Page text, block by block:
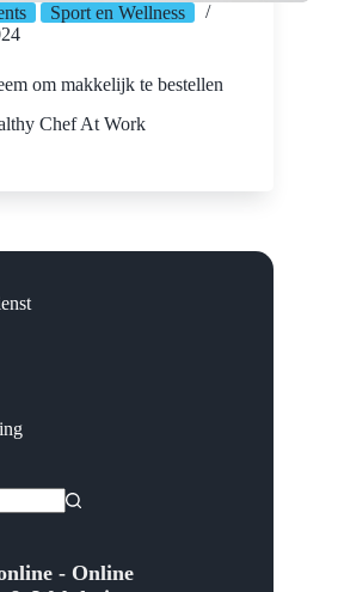
Sport en Wellness
om makkelijk te bestellen
Chef At Work
- Online